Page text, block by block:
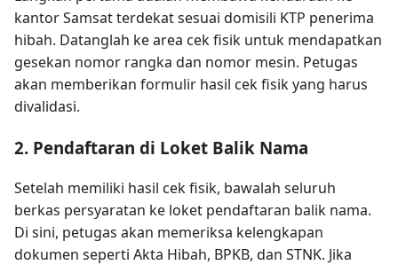
kantor Samsat terdekat sesuai domisili KTP penerima
hibah. Datanglah ke area cek fisik untuk mendapatkan
gesekan nomor rangka dan nomor mesin. Petugas
akan memberikan formulir hasil cek fisik yang harus
divalidasi.
2. Pendaftaran di Loket Balik Nama
Setelah memiliki hasil cek fisik, bawalah seluruh
berkas persyaratan ke loket pendaftaran balik nama.
Di sini, petugas akan memeriksa kelengkapan
dokumen seperti Akta Hibah, BPKB, dan STNK. Jika